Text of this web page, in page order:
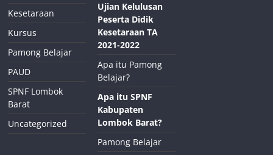
Kesetaraan
Kursus
Pamong Belajar
PAUD
SPNF Lombok
Barat
Uncategorized
Ujian Kelulusan
Peserta Didik
Kesetaraan TA
2021-2022
Apa itu Pamong
Belajar?
Apa itu SPNF
Kabupaten
Lombok Barat?
Pamong Belajar